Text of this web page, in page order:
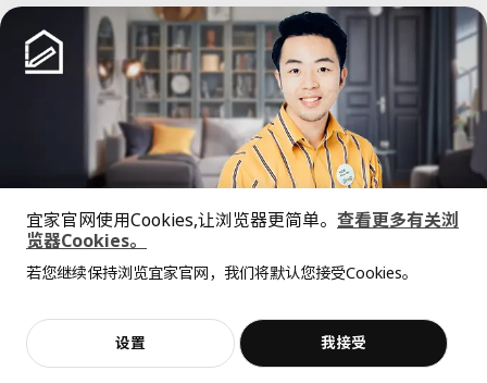
抱歉，该商品在所选地区暂时缺货。
客服
加入购物袋 立即购买
中文 English
© Inter IKEA Systems B.V. 1999-2026
隐私政策
上海工商 沪公网安备 31010402001069号
宜家AI购物助手算法 网信算备310104755117001240013号
宜家智能搜索生成合成算法 网信算备310104755117001250025号
Cookie设置
价格透明，设计专业，现货供应
不，谢谢 立即预约
宜家官网使用Cookies,让浏览器更简单。 查看更多有关浏
览器Cookies。
若您继续保持浏览宜家官网，我们将默认您接受Cookies。
设置 我接受